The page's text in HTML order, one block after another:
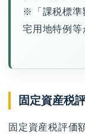
※「課税標準
宅用地特例等
固定資産税
固定資産税評価